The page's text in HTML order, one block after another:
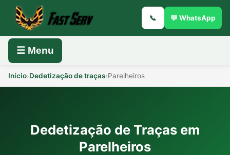
📞 💬 WhatsApp
☰ Menu
Início›Dedetização de traças›Parelheiros
Dedetização de Traças em
Parelheiros